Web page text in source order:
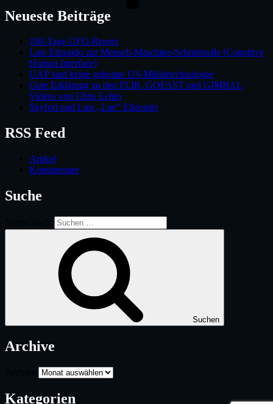
Neueste Beiträge
180-Tage-UFO-Report
Luis Elizondo zur Mensch-Maschine-Schnittstelle (Cognitive
Human Interface)
UAP sind keine geheime US-Militärtechnologie
Gute Erklärung zu den FLIR, GOFAST und GIMBAL
Videos von Chris Lehto
Skyfort und Luis „Lue“ Elizondo
RSS Feed
Artikel
Kommentare
Suche
Suchen
Archive
Kategorien